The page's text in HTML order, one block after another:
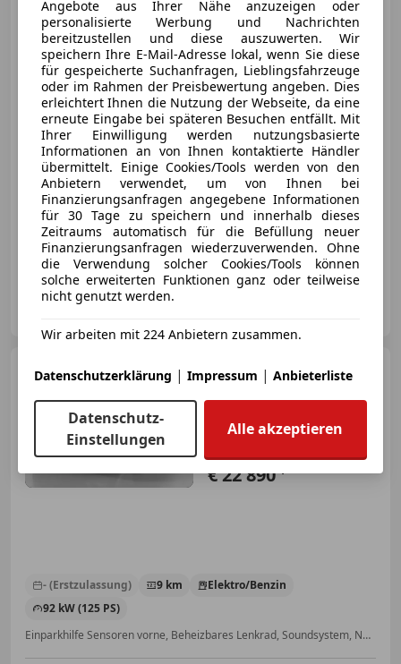
Ford Fiesta Cool & Connect
1,0 EcoBoost Start/Stop
€ 10 990
07/2022 56 843 km Benzin
74 kW (101 PS)
MVC MOTORS | Wien Simmering
Ford Puma1.0 l EcoBoost
Hybrid 92kW ST-Line BLACK
EDITION
€ 22 890 1
- (Erstzulassung) 9 km
Elektro/Benzin
92 kW (125 PS)
Einparkhilfe Sensoren vorne, Beheizbares Lenkrad, Soundsystem, Navigationssystem, Sitzheizung, Regensensor, Alufelgen, Beheizbare Frontscheibe
Angebote aus Ihrer Nähe anzuzeigen oder
personalisierte Werbung und Nachrichten
bereitzustellen und diese auszuwerten. Wir
speichern Ihre E-Mail-Adresse lokal, wenn Sie diese
für gespeicherte Suchanfragen, Lieblingsfahrzeuge
oder im Rahmen der Preisbewertung angeben. Dies
erleichtert Ihnen die Nutzung der Webseite, da eine
erneute Eingabe bei späteren Besuchen entfällt. Mit
Ihrer Einwilligung werden nutzungsbasierte
Informationen an von Ihnen kontaktierte Händler
übermittelt. Einige Cookies/Tools werden von den
Anbietern verwendet, um von Ihnen bei
Finanzierungsanfragen angegebene Informationen
für 30 Tage zu speichern und innerhalb dieses
Zeitraums automatisch für die Befüllung neuer
Finanzierungsanfragen wiederzuverwenden. Ohne
die Verwendung solcher Cookies/Tools können
solche erweiterten Funktionen ganz oder teilweise
nicht genutzt werden.
Wir arbeiten mit 224 Anbietern zusammen.
Datenschutzerklärung | Impressum | Anbieterliste
Datenschutz-
Einstellungen
Alle akzeptieren